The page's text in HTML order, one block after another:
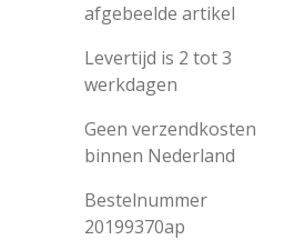
afgebeelde artikel
Levertijd is 2 tot 3
werkdagen
Geen verzendkosten
binnen Nederland
Bestelnummer
20199370ap